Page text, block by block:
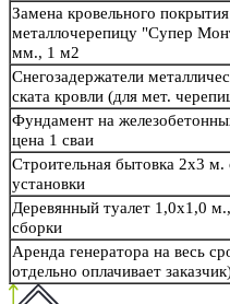
Замена кровельного
металлочерепицу "Супер
мм., 1 м2
Снегозадержатели
ската кровли (для мет.
Фундамент на
цена 1 сваи
Строительная бытовка 2х3 м.
установки
Деревянный туалет 1,0х1,0
сборки
Аренда генератора на весь
отдельно оплачивает